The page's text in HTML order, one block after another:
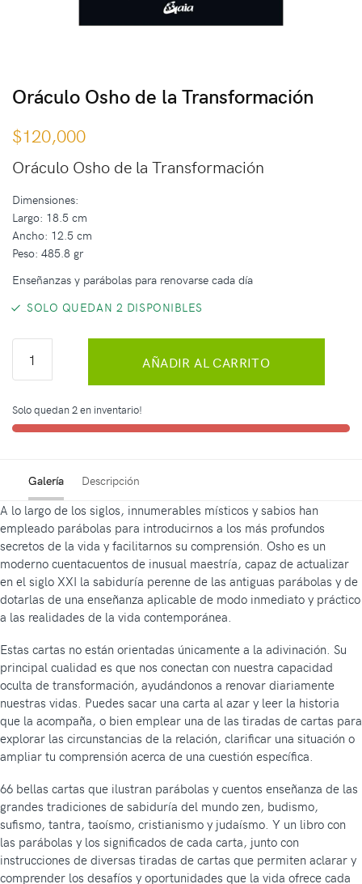
Oráculo Osho de la Transformación
$120,000
Oráculo Osho de la Transformación
Dimensiones:
Largo: 18.5 cm
Ancho: 12.5 cm
Peso: 485.8 gr
Enseñanzas y parábolas para renovarse cada día
SOLO QUEDAN 2 DISPONIBLES
AÑADIR AL CARRITO
Solo quedan 2 en inventario!
Galería Descripción
A lo largo de los siglos, innumerables místicos y sabios han
empleado parábolas para introducirnos a los más profundos
secretos de la vida y facilitarnos su comprensión. Osho es un
moderno cuentacuentos de inusual maestría, capaz de actualizar
en el siglo XXI la sabiduría perenne de las antiguas parábolas y de
dotarlas de una enseñanza aplicable de modo inmediato y práctico
a las realidades de la vida contemporánea.
Estas cartas no están orientadas únicamente a la adivinación. Su
principal cualidad es que nos conectan con nuestra capacidad
oculta de transformación, ayudándonos a renovar diariamente
nuestras vidas. Puedes sacar una carta al azar y leer la historia
que la acompaña, o bien emplear una de las tiradas de cartas para
explorar las circunstancias de la relación, clarificar una situación o
ampliar tu comprensión acerca de una cuestión específica.
66 bellas cartas que ilustran parábolas y cuentos enseñanza de las
grandes tradiciones de sabiduría del mundo zen, budismo,
sufismo, tantra, taoísmo, cristianismo y judaísmo. Y un libro con
las parábolas y los significados de cada carta, junto con
instrucciones de diversas tiradas de cartas que permiten aclarar y
comprender los desafíos y oportunidades que la vida ofrece cada